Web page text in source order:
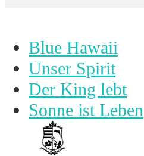
Blue Hawaii
Unser Spirit
Der King lebt
Sonne ist Leben